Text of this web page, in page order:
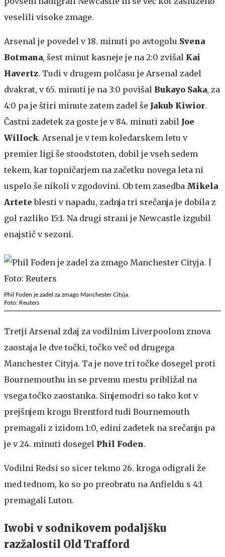
veselili visoke zmage.
Arsenal je povedel v 18. minuti po avtogolu Svena
Botmana, šest minut kasneje je na 2:0 zvišal Kai
Havertz. Tudi v drugem polčasu je Arsenal zadel
dvakrat, v 65. minuti je na 3:0 povišal Bukayo Saka, za
4:0 pa je štiri minute zatem zadel še Jakub Kiwior.
Častni zadetek za goste je v 84. minuti zabil Joe
Willock. Arsenal je v tem koledarskem letu v
premier ligi še stoodstoten, dobil je vseh sedem
tekem, kar topničarjem na začetku novega leta ni
uspelo še nikoli v zgodovini. Ob tem zasedba Mikela
Arteteblesti v napadu, zadnja tri srečanja je dobila z
gol razliko 15:1. Na drugi strani je Newcastle izgubil
enajstič v sezoni.
Phil Foden je zadel za zmago Manchester Cityja.
Foto: Reuters
Tretji Arsenal zdaj za vodilnim Liverpoolom znova
zaostaja le dve točki, točko več od drugega
Manchester Cityja. Ta je nove tri točke dosegel proti
Bournemouthu in se prvemu mestu približal na
vsega točko zaostanka. Sinjemodri so tako kot v
prejšnjem krogu Brentford tudi Bournemouth
premagali z izidom 1:0, edini zadetek na srečanju pa
je v 24. minuti dosegel Phil Foden.
Vodilni Redsi so sicer tekmo 26. kroga odigrali že
med tednom, ko so po preobratu na Anfieldu s 4:1
premagali Luton.
Iwobi v sodnikovem podaljšku
razžalostil Old Trafford